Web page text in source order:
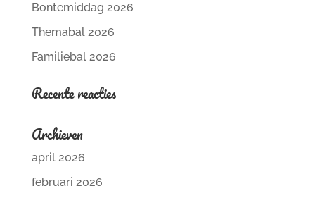
Bontemiddag 2026
Themabal 2026
Familiebal 2026
Recente reacties
Archieven
april 2026
februari 2026